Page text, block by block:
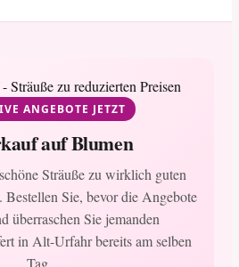
ANGEBOTE JETZT
auf Blumen
Sträuße zu wirklich guten
Bestellen Sie, bevor die Angebote
überraschen Sie jemanden
in Alt-Urfahr bereits am selben
Tag.